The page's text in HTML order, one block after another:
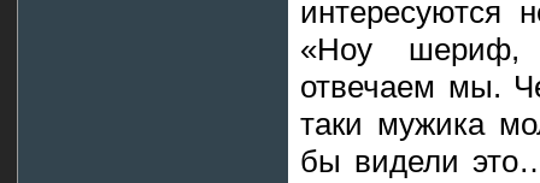
«Ноу шериф,
отвечаем мы.
таки мужика
бы видели